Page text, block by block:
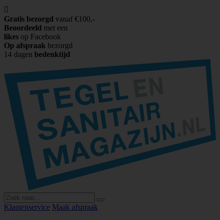

Gratis bezorgd vanaf €100,-
Beoordeeld met een
likes op Facebook
Op afspraak bezorgd
14 dagen bedenktijd
Klantenservice Maak afspraak